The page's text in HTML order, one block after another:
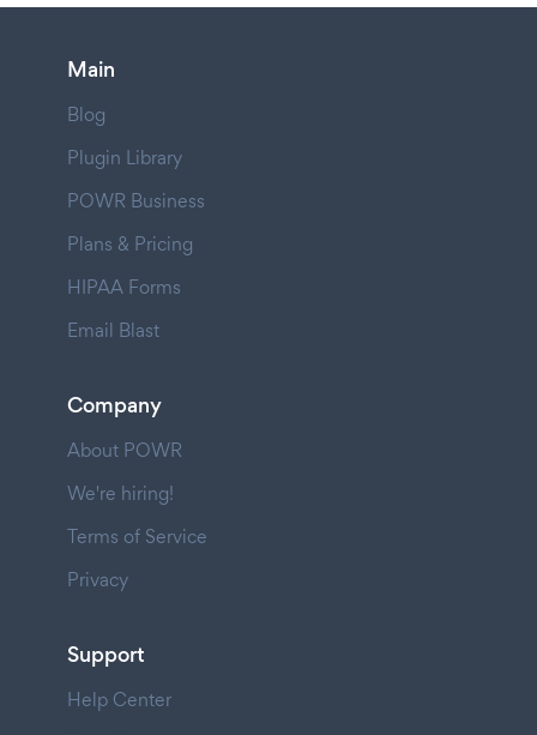
Main
Blog
Plugin Library
POWR Business
Plans & Pricing
HIPAA Forms
Email Blast
Company
About POWR
We're hiring!
Terms of Service
Privacy
Support
Help Center